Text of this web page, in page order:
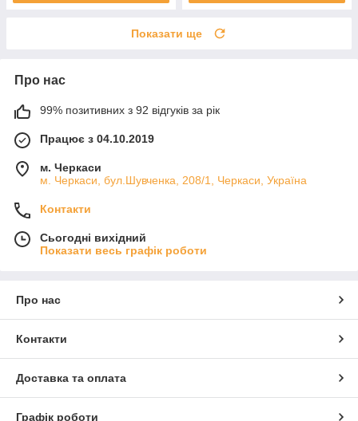
Показати ще
Про нас
99% позитивних з 92 відгуків за рік
Працює з 04.10.2019
м. Черкаси
м. Черкаси, бул.Шувченка, 208/1, Черкаси, Україна
Контакти
Сьогодні вихідний
Показати весь графік роботи
Про нас
Контакти
Доставка та оплата
Графік роботи